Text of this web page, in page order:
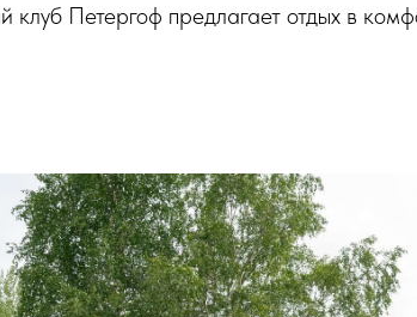
клуб Петергоф предлагает отдых в